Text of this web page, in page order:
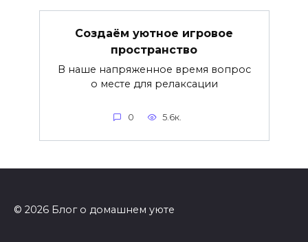
Создаём уютное игровое
пространство
В наше напряженное время вопрос
о месте для релаксации
0 5.6к.
© 2026 Блог о домашнем уюте